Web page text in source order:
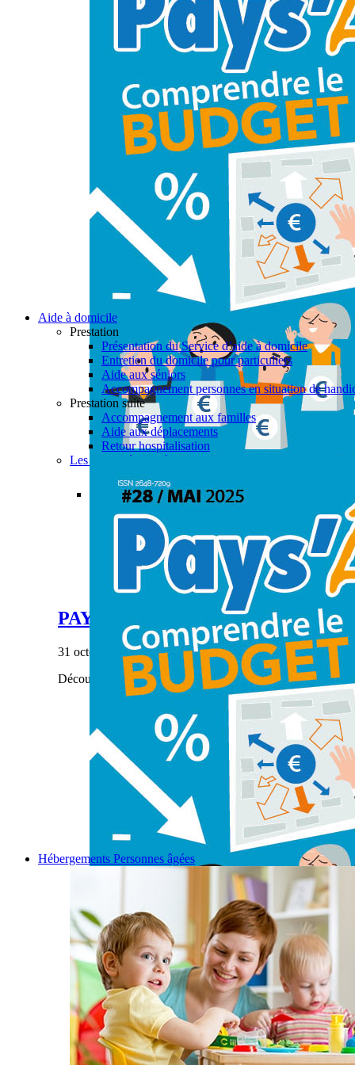
Permalink
Gallery
PAYS’ÂGES #28
Aide à domicile,CIAS,Enfance &
PAYS’ÂGES #28
31 octobre 2023|
Découvrez notre dernier numéro de Pays'âges.
Aide à domicile
Prestation
Présentation du Service d’aide à domicile
Entretien du domicile pour particuliers
Aide aux séniors
Accompagnement personnes en situation de
Prestation suite
Accompagnement aux familles
Aide aux déplacements
Retour hospitalisation
Les actualités aide à domicile
Permalink
Hébergements Personnes âgées